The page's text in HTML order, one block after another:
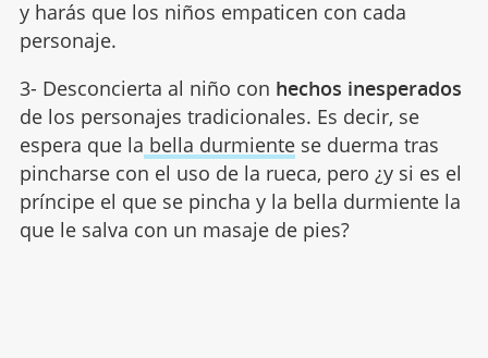
y harás que los niños empaticen con cada
personaje.
3- Desconcierta al niño con hechos inesperados
de los personajes tradicionales. Es decir, se
espera que la bella durmientese duerma tras
pincharse con el uso de la rueca, pero ¿y si es el
príncipe el que se pincha y la bella durmiente la
que le salva con un masaje de pies?